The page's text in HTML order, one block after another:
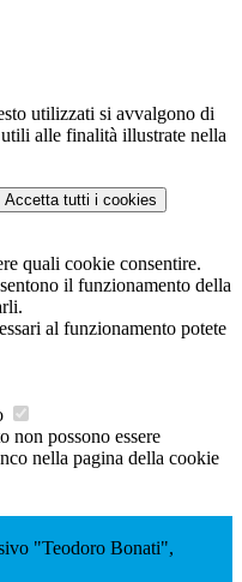
utilizzati si avvalgono di
alle finalità illustrate nella
Accetta tutti i cookies
quali cookie consentire.
il funzionamento della
al funzionamento potete
non possono essere
nella pagina della cookie
"Teodoro Bonati",